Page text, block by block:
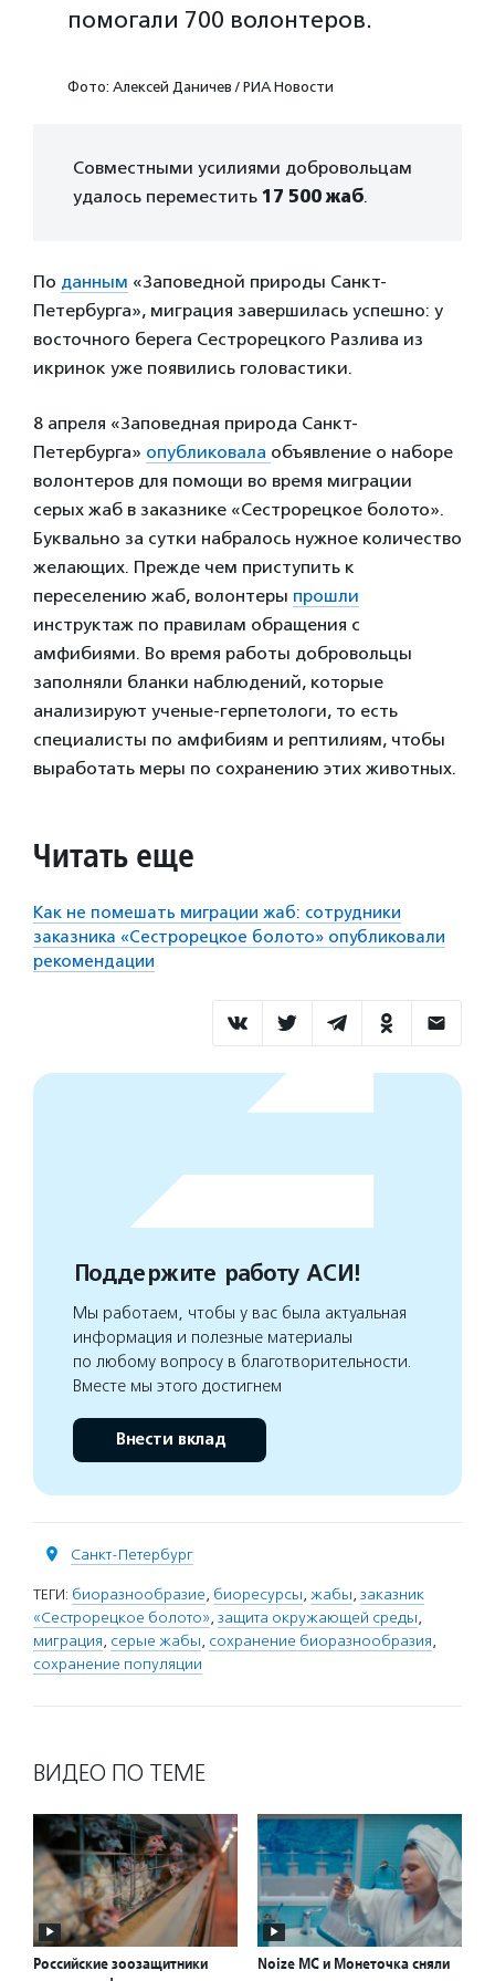
помогали 700 волонтеров.
Фото: Алексей Даничев / РИА Новости
Совместными усилиями добровольцам
удалось переместить 17 500 жаб.
По данным «Заповедной природы Санкт-
Петербурга», миграция завершилась успешно: у
восточного берега Сестрорецкого Разлива из
икринок уже появились головастики.
8 апреля «Заповедная природа Санкт-
Петербурга» опубликовала объявление о наборе
волонтеров для помощи во время миграции
серых жаб в заказнике «Сестрорецкое болото».
Буквально за сутки набралось нужное количество
желающих. Прежде чем приступить к
переселению жаб, волонтеры прошли
инструктаж по правилам обращения с
амфибиями. Во время работы добровольцы
заполняли бланки наблюдений, которые
анализируют ученые-герпетологи, то есть
специалисты по амфибиям и рептилиям, чтобы
выработать меры по сохранению этих животных.
Читать еще
Как не помешать миграции жаб: сотрудники
заказника «Сестрорецкое болото» опубликовали
рекомендации
Поддержите работу АСИ!
Мы работаем, чтобы у вас была актуальная
информация и полезные материалы
по любому вопросу в благотворительности.
Вместе мы этого достигнем
Внести вклад
Санкт-Петербург
ТЕГИ: биоразнообразие, биоресурсы, жабы, заказник
«Сестрорецкое болото», защита окружающей среды,
миграция, серые жабы, сохранение биоразнообразия,
сохранение популяции
ВИДЕО ПО ТЕМЕ
Российские зоозащитники
Noize MС и Монеточка cняли